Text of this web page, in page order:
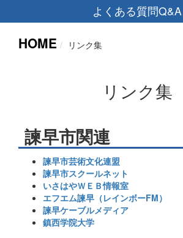
よくある質問Q&A
HOME リンク集
リンク集
諫早市関連
諫早市芸術文化連盟
諫早市スクールネット
いさはやＷＥＢ情報室
エフエム諫早（レインボーFM）
諫早ケーブルメディア
鎮西学院大学